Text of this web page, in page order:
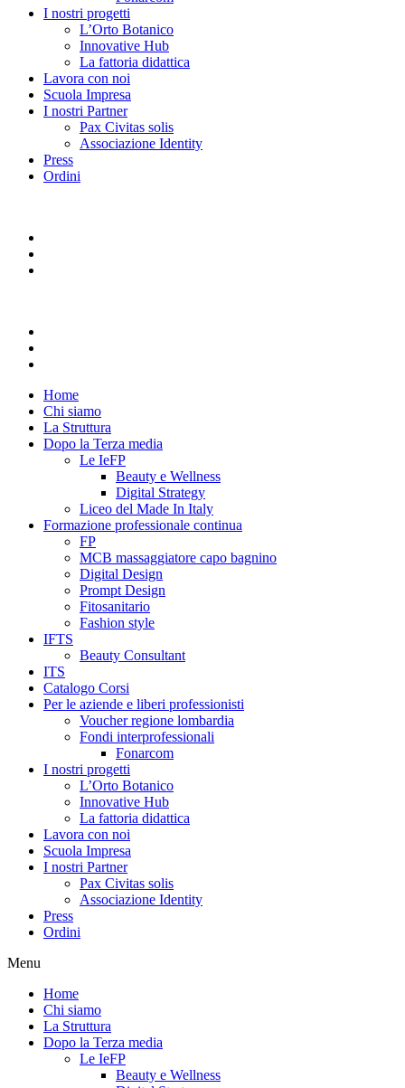
I nostri progetti
L’Orto Botanico
Innovative Hub
La fattoria didattica
Lavora con noi
Scuola Impresa
I nostri Partner
Pax Civitas solis
Associazione Identity
Press
Ordini
Home
Chi siamo
La Struttura
Dopo la Terza media
Le IeFP
Beauty e Wellness
Digital Strategy
Liceo del Made In Italy
Formazione professionale continua
FP
MCB massaggiatore capo bagnino
Digital Design
Prompt Design
Fitosanitario
Fashion style
IFTS
Beauty Consultant
ITS
Catalogo Corsi
Per le aziende e liberi professionisti
Voucher regione lombardia
Fondi interprofessionali
Fonarcom
I nostri progetti
L’Orto Botanico
Innovative Hub
La fattoria didattica
Lavora con noi
Scuola Impresa
I nostri Partner
Pax Civitas solis
Associazione Identity
Press
Ordini
Menu
Home
Chi siamo
La Struttura
Dopo la Terza media
Le IeFP
Beauty e Wellness